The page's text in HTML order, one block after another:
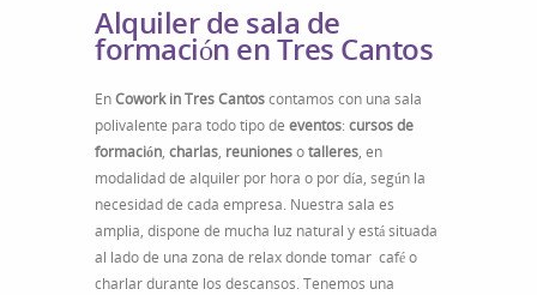
Alquiler de sala de
formación en Tres Cantos
EnCowork in Tres Cantoscontamos con una sala
polivalente para todo tipo de eventos: cursos de
formación, charlas, reunionesotalleres, en
modalidad de alquiler por hora o por día, según la
necesidad de cada empresa. Nuestra sala es
amplia, dispone de mucha luz natural y está situada
al lado de una zona de relax donde tomar café o
charlar durante los descansos. Tenemos una